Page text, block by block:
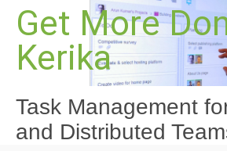
Към
съдържанието
Get More
Kerika
Task Management
and Distributed